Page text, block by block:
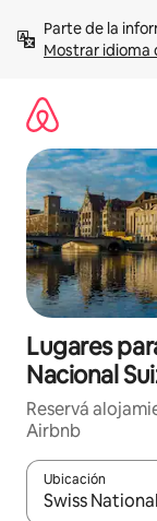
contenidoMostrar idioma
Lugares
Nacional
Reservá
Airbnb
Ubicación
Cuando los